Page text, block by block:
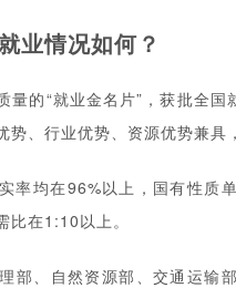
业情况如何？
量的“就业金名片”，获批全
势、行业优势、资源优势兼
率均在96%以上，国有性质
在1:10以上。
部、自然资源部、交通运输